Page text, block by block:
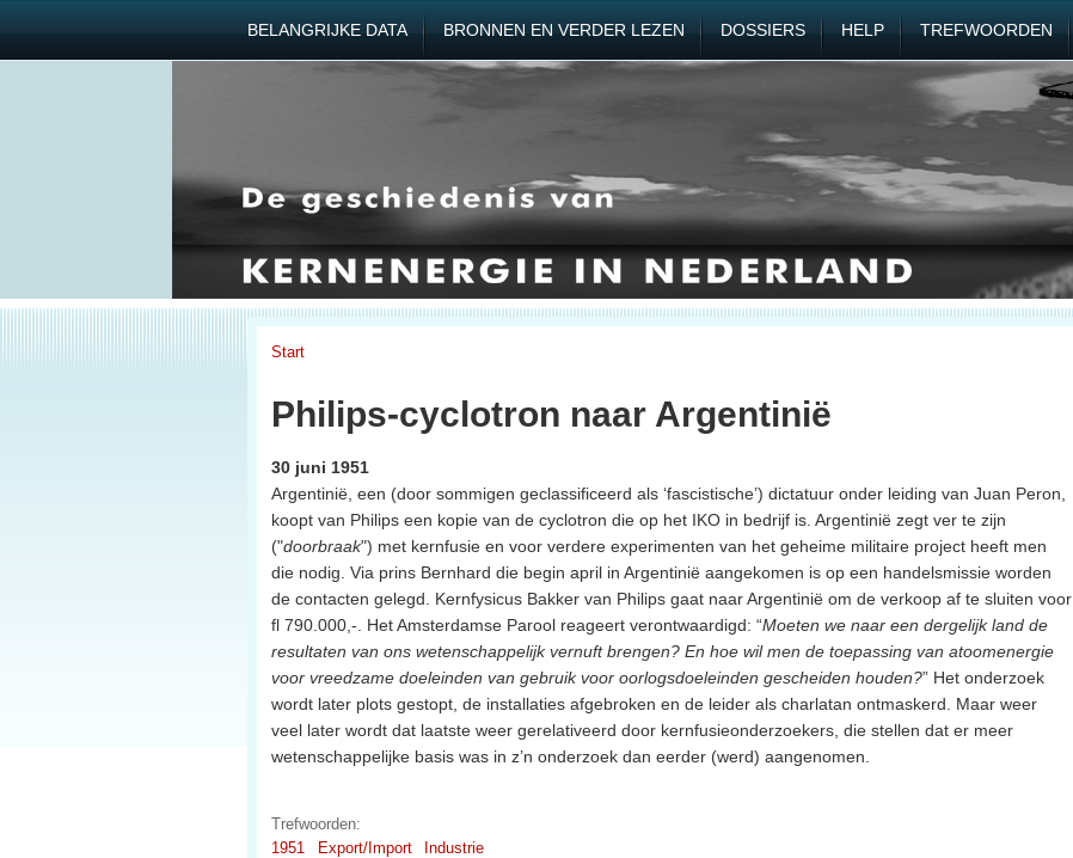
BELANGRIJKE DATA BRONNEN EN VERDER LEZEN DOSSIERS HELP TREFWOORDEN
Start
Philips-cyclotron naar Argentinië
30 juni 1951
Argentinië, een (door sommigen geclassificeerd als ‘fascistische’) dictatuur onder leiding van Juan Peron,
koopt van Philips een kopie van de cyclotron die op het IKO in bedrijf is. Argentinië zegt ver te zijn
("doorbraak") met kernfusie en voor verdere experimenten van het geheime militaire project heeft men
die nodig. Via prins Bernhard die begin april in Argentinië aangekomen is op een handelsmissie worden
de contacten gelegd. Kernfysicus Bakker van Philips gaat naar Argentinië om de verkoop af te sluiten voor
fl 790.000,-. Het Amsterdamse Parool reageert verontwaardigd: “Moeten we naar een dergelijk land de
resultaten van ons wetenschappelijk vernuft brengen? En hoe wil men de toepassing van atoomenergie
voor vreedzame doeleinden van gebruik voor oorlogsdoeleinden gescheiden houden?” Het onderzoek
wordt later plots gestopt, de installaties afgebroken en de leider als charlatan ontmaskerd. Maar weer
veel later wordt dat laatste weer gerelativeerd door kernfusieonderzoekers, die stellen dat er meer
wetenschappelijke basis was in z’n onderzoek dan eerder (werd) aangenomen.
Trefwoorden:
1951
Export/Import Industrie